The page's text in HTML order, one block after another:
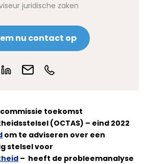
juridische zaken
nu contact op
toekomst
(OCTAS) – eind 2022
om te adviseren over een
stelsel voor
– heeft de probleemanalyse